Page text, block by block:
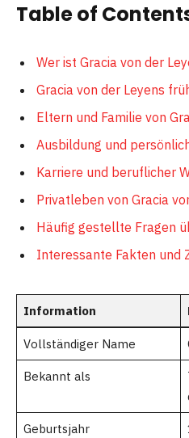
Table of
Wer ist Gracia von der
Gracia von der Leyens
Eltern und Familie von
Ausbildung und
Karriere und beruflicher
Privatleben von Gracia
Häufig gestellte Fragen
Interessante Fakten und
Information
Vollständiger Name
Bekannt als
Geburtsjahr